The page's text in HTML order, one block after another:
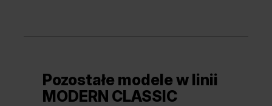
Pozostałe modele w linii
MODERN CLASSIC